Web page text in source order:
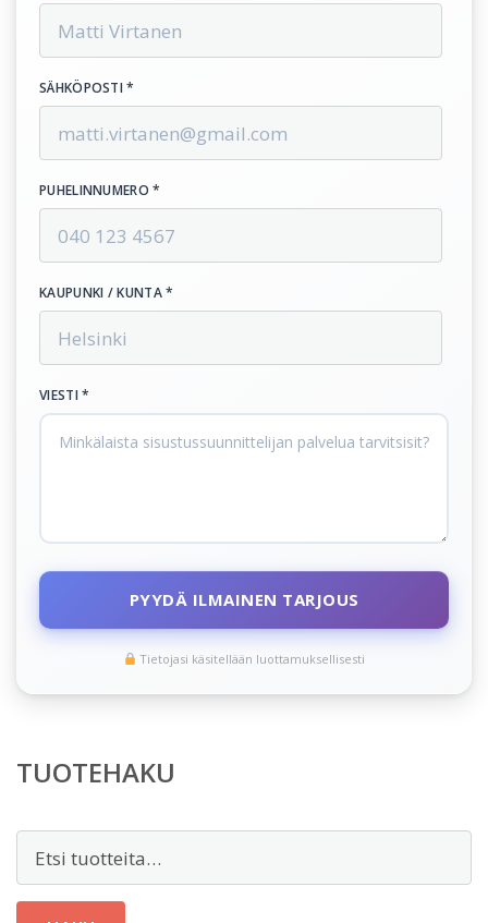
SÄHKÖPOSTI *
PUHELINNUMERO *
KAUPUNKI / KUNTA *
VIESTI *
PYYDÄ ILMAINEN TARJOUS
Tietojasi käsitellään luottamuksellisesti
TUOTEHAKU